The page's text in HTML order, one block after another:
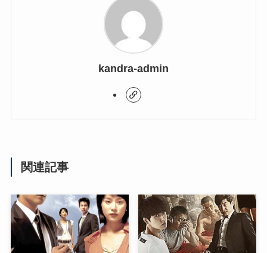
kandra-admin
関連記事